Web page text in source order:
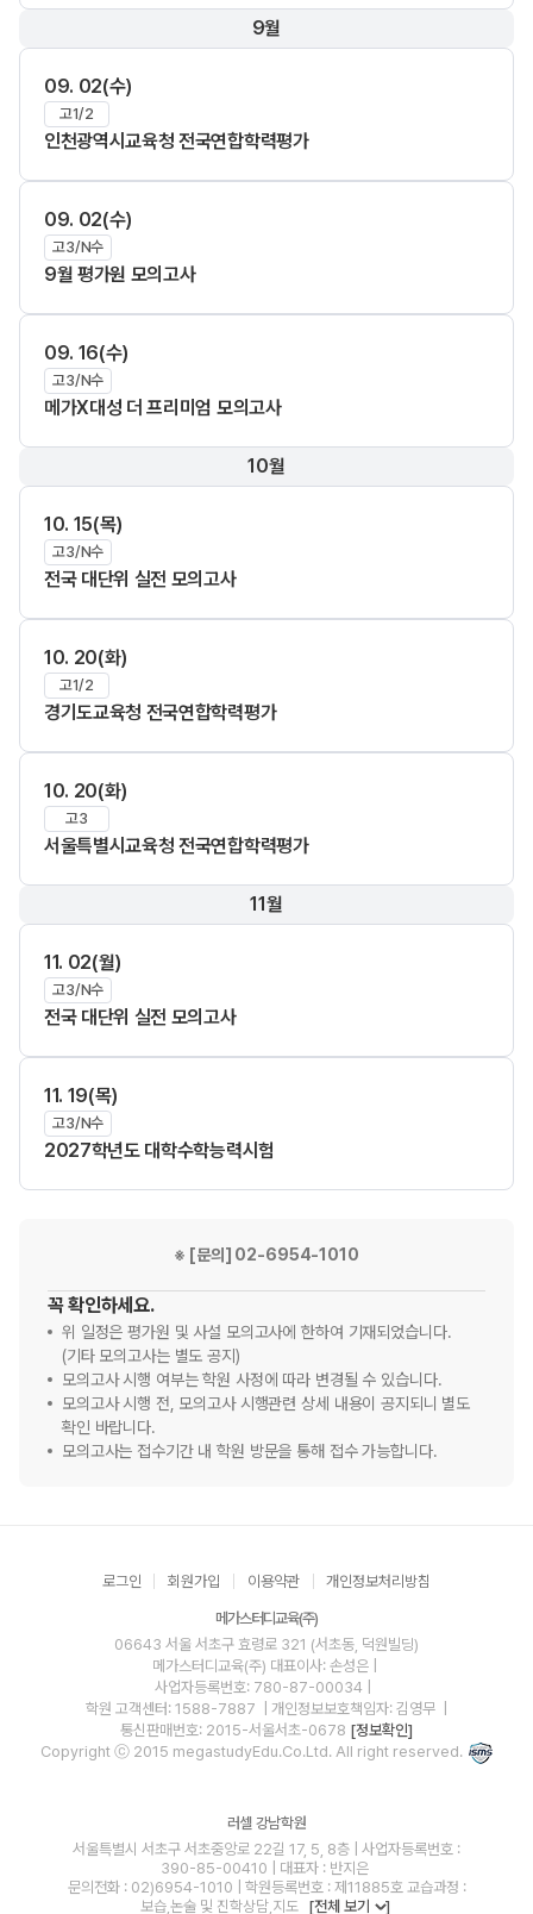
9월
09. 02(수)
고1/2
인천광역시교육청 전국연합학력평가
09. 02(수)
고3/N수
9월 평가원 모의고사
09. 16(수)
고3/N수
메가X대성 더 프리미엄 모의고사
10월
10. 15(목)
고3/N수
전국 대단위 실전 모의고사
10. 20(화)
고1/2
경기도교육청 전국연합학력평가
10. 20(화)
고3
서울특별시교육청 전국연합학력평가
11월
11. 02(월)
고3/N수
전국 대단위 실전 모의고사
11. 19(목)
고3/N수
2027학년도 대학수학능력시험
※ [문의] 02-6954-1010
꼭 확인하세요.
위 일정은 평가원 및 사설 모의고사에 한하여 기재되었습니다.
(기타 모의고사는 별도 공지)
모의고사 시행 여부는 학원 사정에 따라 변경될 수 있습니다.
모의고사 시행 전, 모의고사 시행관련 상세 내용이 공지되니 별도
확인 바랍니다.
모의고사는 접수기간 내 학원 방문을 통해 접수 가능합니다.
로그인 회원가입 이용약관 개인정보처리방침
메가스터디교육(주)
06643 서울 서초구 효령로 321 (서초동, 덕원빌딩)
메가스터디교육(주) 대표이사: 손성은 |
사업자등록번호: 780-87-00034
학원 고객센터: 1588-7887
| 개인정보보호책임자: 김영무
통신판매번호: 2015-서울서초-0678 [정보확인]
Copyright ⓒ 2015 megastudyEdu.Co.Ltd. All right reserved.
러셀 강남학원
서울특별시 서초구 서초중앙로 22길 17, 5, 8층 | 사업자등록번호 :
390-85-00410 | 대표자 : 반지은
문의전화 : 02)6954-1010 | 학원등록번호 : 제11885호 교습과정 :
보습,논술 및 진학상담,지도 [전체 보기 ]